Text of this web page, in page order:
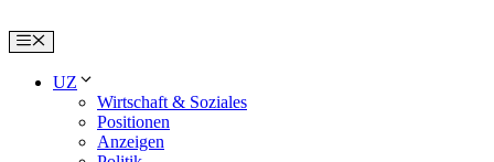
Menu
UZ
Wirtschaft & Soziales
Positionen
Anzeigen